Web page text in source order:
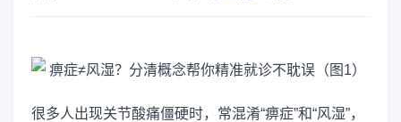
很多人出现关节酸痛僵硬时，常混淆“痹症”和“风湿”，